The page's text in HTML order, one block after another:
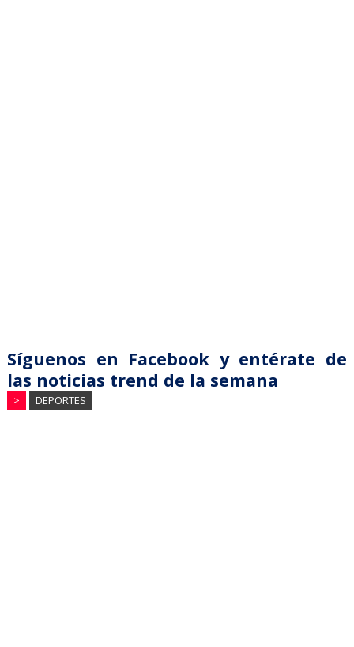
Síguenos en Facebook y entérate de
las noticias trend de la semana
> DEPORTES